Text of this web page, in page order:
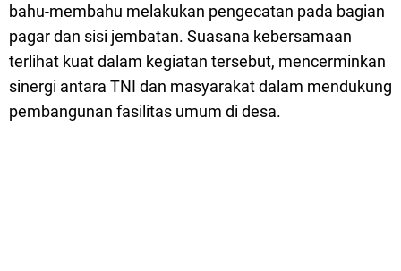
bahu-membahu melakukan pengecatan pada bagian
pagar dan sisi jembatan. Suasana kebersamaan
terlihat kuat dalam kegiatan tersebut, mencerminkan
sinergi antara TNI dan masyarakat dalam mendukung
pembangunan fasilitas umum di desa.